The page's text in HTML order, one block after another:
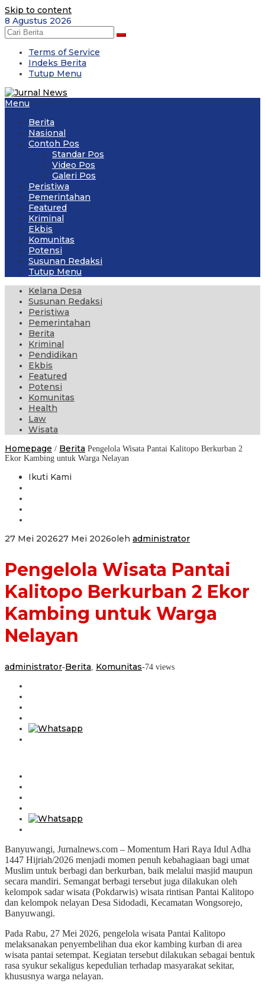
Skip to content
8 Agustus 2026
Terms of Service
Indeks Berita
Tutup Menu
Menu
Berita
Nasional
Contoh Pos
Standar Pos
Video Pos
Galeri Pos
Peristiwa
Pemerintahan
Featured
Kriminal
Ekbis
Komunitas
Potensi
Susunan Redaksi
Tutup Menu
Kelana Desa
Susunan Redaksi
Peristiwa
Pemerintahan
Berita
Kriminal
Pendidikan
Ekbis
Featured
Potensi
Komunitas
Health
Law
Wisata
Homepage / Berita Pengelola Wisata Pantai Kalitopo Berkurban 2
Ekor Kambing untuk Warga Nelayan
Ikuti Kami
27 Mei 202627 Mei 2026oleh administrator
Pengelola Wisata Pantai
Kalitopo Berkurban 2 Ekor
Kambing untuk Warga
Nelayan
administrator-Berita Komunitas-74 views
Banyuwangi, Jurnalnews.com – Momentum Hari Raya Idul Adha
1447 Hijriah/2026 menjadi momen penuh kebahagiaan bagi umat
Muslim untuk berbagi dan berkurban, baik melalui masjid maupun
secara mandiri. Semangat berbagi tersebut juga dilakukan oleh
kelompok sadar wisata (Pokdarwis) wisata rintisan Pantai Kalitopo
dan kelompok nelayan Desa Sidodadi, Kecamatan Wongsorejo,
Banyuwangi.
Pada Rabu, 27 Mei 2026, pengelola wisata Pantai Kalitopo
melaksanakan penyembelihan dua ekor kambing kurban di area
wisata pantai setempat. Kegiatan tersebut dilakukan sebagai bentuk
rasa syukur sekaligus kepedulian terhadap masyarakat sekitar,
khususnya warga nelayan.